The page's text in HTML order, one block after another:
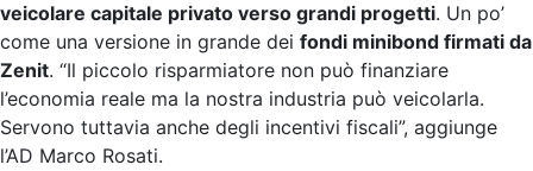
veicolare capitale privato verso grandi progetti. Un po’
come una versione in grande dei fondi minibond firmati da
Zenit. “Il piccolo risparmiatore non può finanziare
l’economia reale ma la nostra industria può veicolarla.
Servono tuttavia anche degli incentivi fiscali”, aggiunge
l’AD Marco Rosati.